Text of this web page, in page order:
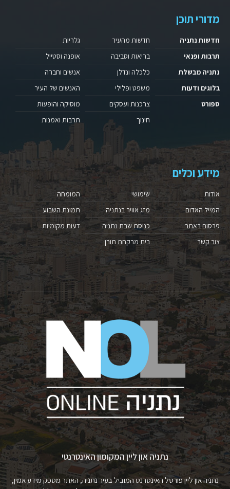
מדורי תוכן
חדשות נתניה
תרבות ופנאי
נתניה מבשלת
בלוגים ודעות
ספורט
חדשות מהעיר
בריאות וסביבה
כלכלה ונדלן
משפט ופלילי
צרכנות ועסקים
חינוך
גלריות
אופנה וסטייל
אנשים וחברה
האנשים של העיר
מוסיקה והופעות
תרבות ואמנות
מידע וכלים
אודות
המייל האדום
פרסום באתר
צור קשר
שימושי
מזג אוויר בנתניה
כניסת שבת נתניה
בית מרקחת תורן
המומחה
תמונת השבוע
דעות מקומיות
נתניה און ליין המקומון האינטרנטי
נתניה און ליין פורטל האינטרנט המוביל בעיר נתניה, האתר מספק מידע אמין,